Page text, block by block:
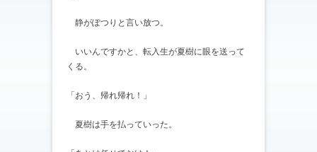
静がぽつりと言い放つ。
いいんですかと、転入生が夏樹に眼を送って
くる。
「おう、帰れ帰れ！」
夏樹は手を払っていった。